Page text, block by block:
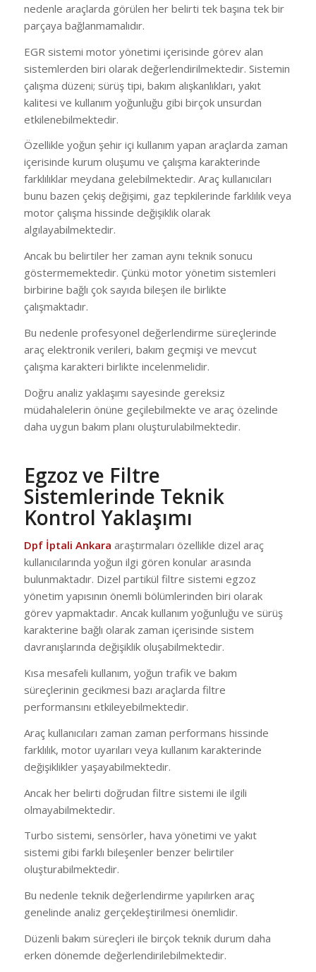
nedenle araçlarda görülen her belirti tek başına tek bir
parçaya bağlanmamalıdır.
EGR sistemi motor yönetimi içerisinde görev alan
sistemlerden biri olarak değerlendirilmektedir. Sistemin
çalışma düzeni; sürüş tipi, bakım alışkanlıkları, yakıt
kalitesi ve kullanım yoğunluğu gibi birçok unsurdan
etkilenebilmektedir.
Özellikle yoğun şehir içi kullanım yapan araçlarda zaman
içerisinde kurum oluşumu ve çalışma karakterinde
farklılıklar meydana gelebilmektedir. Araç kullanıcıları
bunu bazen çekiş değişimi, gaz tepkilerinde farklılık veya
motor çalışma hissinde değişiklik olarak
algılayabilmektedir.
Ancak bu belirtiler her zaman aynı teknik sonucu
göstermemektedir. Çünkü motor yönetim sistemleri
birbirine bağlı çok sayıda bileşen ile birlikte
çalışmaktadır.
Bu nedenle profesyonel değerlendirme süreçlerinde
araç elektronik verileri, bakım geçmişi ve mevcut
çalışma karakteri birlikte incelenmelidir.
Doğru analiz yaklaşımı sayesinde gereksiz
müdahalelerin önüne geçilebilmekte ve araç özelinde
daha uygun bakım planı oluşturulabilmektedir.
Egzoz ve Filtre
Sistemlerinde Teknik
Kontrol Yaklaşımı
Dpf İptali Ankara araştırmaları özellikle dizel araç
kullanıcılarında yoğun ilgi gören konular arasında
bulunmaktadır. Dizel partikül filtre sistemi egzoz
yönetim yapısının önemli bölümlerinden biri olarak
görev yapmaktadır. Ancak kullanım yoğunluğu ve sürüş
karakterine bağlı olarak zaman içerisinde sistem
davranışlarında değişiklik oluşabilmektedir.
Kısa mesafeli kullanım, yoğun trafik ve bakım
süreçlerinin gecikmesi bazı araçlarda filtre
performansını etkileyebilmektedir.
Araç kullanıcıları zaman zaman performans hissinde
farklılık, motor uyarıları veya kullanım karakterinde
değişiklikler yaşayabilmektedir.
Ancak her belirti doğrudan filtre sistemi ile ilgili
olmayabilmektedir.
Turbo sistemi, sensörler, hava yönetimi ve yakıt
sistemi gibi farklı bileşenler benzer belirtiler
oluşturabilmektedir.
Bu nedenle teknik değerlendirme yapılırken araç
genelinde analiz gerçekleştirilmesi önemlidir.
Düzenli bakım süreçleri ile birçok teknik durum daha
erken dönemde değerlendirilebilmektedir.